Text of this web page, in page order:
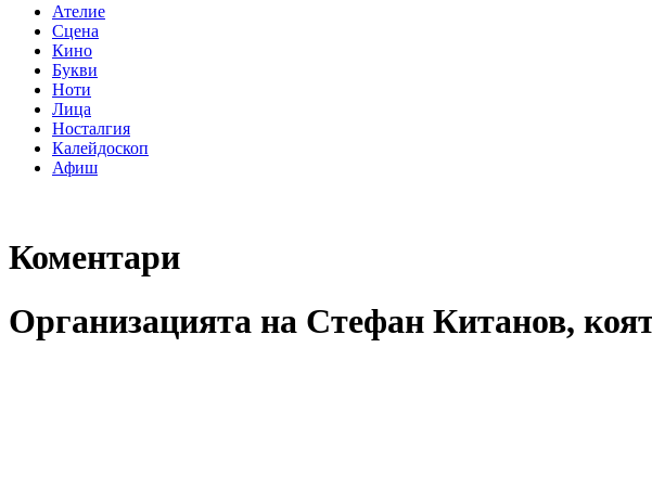
Ателие
Сцена
Кино
Букви
Ноти
Лица
Носталгия
Калейдоскоп
Афиш
Коментари
Организацията на Стефан Китанов,